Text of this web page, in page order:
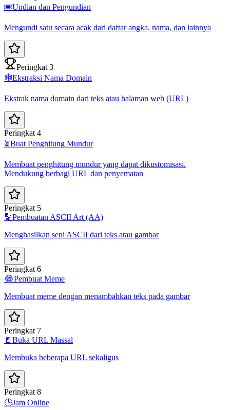
🎟️Undian dan Pengundian
Mengundi satu secara acak dari daftar angka, nama, dan lainnya
Peringkat 3
🕸️Ekstraksi Nama Domain
Ekstrak nama domain dari teks atau halaman web (URL)
Peringkat 4
⏳Buat Penghitung Mundur
Membuat penghitung mundur yang dapat dikustomisasi.
Mendukung berbagi URL dan penyematan
Peringkat 5
🔡Pembuatan ASCII Art (AA)
Menghasilkan seni ASCII dari teks atau gambar
Peringkat 6
😂Pembuat Meme
Membuat meme dengan menambahkan teks pada gambar
Peringkat 7
🚪 Buka URL Massal
Membuka beberapa URL sekaligus
Peringkat 8
🕒Jam Online